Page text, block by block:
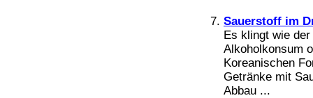
Sauerstoff im
Es klingt wie
Alkoholkonsum
Koreanischen
Getränke mit
Abbau ...